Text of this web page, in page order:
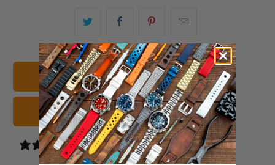
شارك
على
تويتر
شارك
على
فيسبوك
شارك
على
بينتيريست
هذا
إلى
صديق
23mm أساور الساعات
سوداء أشرطة الساعات
0 reviews